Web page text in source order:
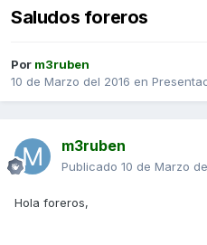
Saludos foreros
Por m3ruben
10 de Marzo del 2016 en
m3ruben
Publicado 10 de Marzo
Hola foreros,